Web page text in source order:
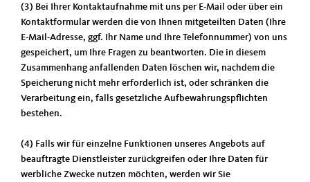
(3) Bei Ihrer Kontaktaufnahme mit uns per E-Mail oder über ein
Kontaktformular werden die von Ihnen mitgeteilten Daten (Ihre
E-Mail-Adresse, ggf. Ihr Name und Ihre Telefonnummer) von uns
gespeichert, um Ihre Fragen zu beantworten. Die in diesem
Zusammenhang anfallenden Daten löschen wir, nachdem die
Speicherung nicht mehr erforderlich ist, oder schränken die
Verarbeitung ein, falls gesetzliche Aufbewahrungspflichten
bestehen.
(4) Falls wir für einzelne Funktionen unseres Angebots auf
beauftragte Dienstleister zurückgreifen oder Ihre Daten für
werbliche Zwecke nutzen möchten, werden wir Sie